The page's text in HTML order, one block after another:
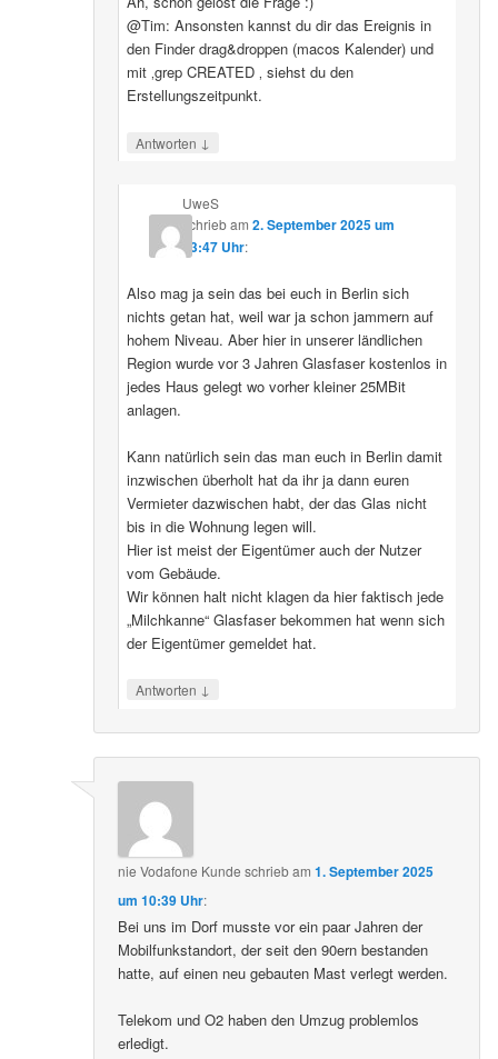
@Tim: Ansonsten kannst du dir das Ereignis in
den Finder drag&droppen (macos Kalender) und
mit ‚grep CREATED ‚ siehst du den
Erstellungszeitpunkt.
Antworten ↓
UweS
schriebam 2. September 2025 um
13:47 Uhr:
Also mag ja sein das bei euch in Berlin sich
nichts getan hat, weil war ja schon jammern auf
hohem Niveau. Aber hier in unserer ländlichen
Region wurde vor 3 Jahren Glasfaser kostenlos in
jedes Haus gelegt wo vorher kleiner 25MBit
anlagen.
Kann natürlich sein das man euch in Berlin damit
inzwischen überholt hat da ihr ja dann euren
Vermieter dazwischen habt, der das Glas nicht
bis in die Wohnung legen will.
Hier ist meist der Eigentümer auch der Nutzer
vom Gebäude.
Wir können halt nicht klagen da hier faktisch jede
„Milchkanne“ Glasfaser bekommen hat wenn sich
der Eigentümer gemeldet hat.
Antworten ↓
nie Vodafone Kunde schriebam1. September 2025
um 10:39 Uhr:
Bei uns im Dorf musste vor ein paar Jahren der
Mobilfunkstandort, der seit den 90ern bestanden
hatte, auf einen neu gebauten Mast verlegt werden.
Telekom und O2 haben den Umzug problemlos
erledigt.